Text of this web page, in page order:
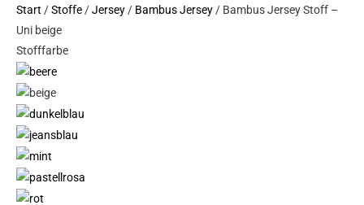
Start /Stoffe/Jersey/ Bambus Jersey/ Bambus Jersey Stoff –
Uni beige
Stofffarbe
-
Uni
beige
Menge